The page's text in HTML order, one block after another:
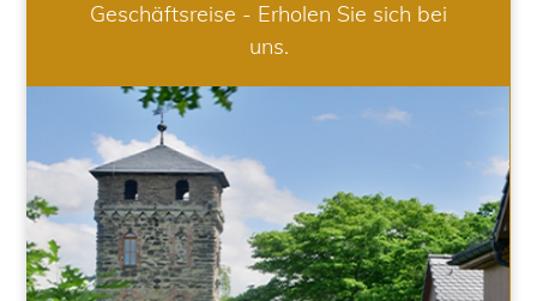
Geschäftsreise - Erholen Sie sich bei
uns.